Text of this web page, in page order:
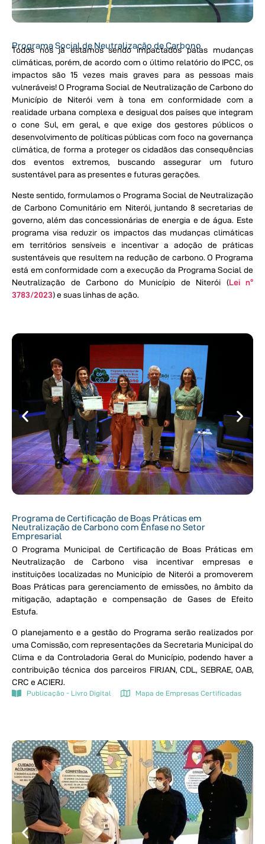
Programa Social de Neutralização de Carbono
Todos nós já estamos sendo impactados palas mudanças
climáticas, porém, de acordo com o último relatório do IPCC, os
impactos são 15 vezes mais graves para as pessoas mais
vulneráveis! O Programa Social de Neutralização de Carbono do
Município de Niterói vem à tona em conformidade com a
realidade urbana complexa e desigual dos países que integram
o cone Sul, em geral, e que exige dos gestores públicos o
desenvolvimento de políticas públicas com foco na governança
climática, de forma a proteger os cidadãos das consequências
dos eventos extremos, buscando assegurar um futuro
sustentável para as presentes e futuras gerações.
Neste sentido, formulamos o Programa Social de Neutralização
de Carbono Comunitário em Niterói, juntando 8 secretarias de
governo, além das concessionárias de energia e de água. Este
programa visa reduzir os impactos das mudanças climáticas
em territórios sensíveis e incentivar a adoção de práticas
sustentáveis que resultem na redução de carbono. O Programa
está em conformidade com a execução da Programa Social de
Neutralização de Carbono do Município de Niterói (Lei nº
3783/2023) e suas linhas de ação.
Programa de Certificação de Boas Práticas em
Neutralização de Carbono com Ênfase no Setor
Empresarial
O Programa Municipal de Certificação de Boas Práticas em
Neutralização de Carbono visa incentivar empresas e
instituições localizadas no Município de Niterói a promoverem
Boas Práticas para gerenciamento de emissões, no âmbito da
mitigação, adaptação e compensação de Gases de Efeito
Estufa.
O planejamento e a gestão do Programa serão realizados por
uma Comissão, com representações da Secretaria Municipal do
Clima e da Controladoria Geral do Município, podendo haver a
contribuição técnica dos parceiros FIRJAN, CDL, SEBRAE, OAB,
CRC e ACIERJ.
Publicação - Livro Digital Mapa de Empresas Certificadas